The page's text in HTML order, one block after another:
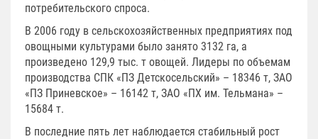
потребительского спроса.
В 2006 году в сельскохозяйственных предприятиях под
овощными культурами было занято 3132 га, а
произведено 129,9 тыс. т овощей. Лидеры по объемам
производства СПК «ПЗ Детскосельский» – 18346 т, ЗАО
«ПЗ Приневское» – 16142 т, ЗАО «ПХ им. Тельмана» –
15684 т.
В последние пять лет наблюдается стабильный рост